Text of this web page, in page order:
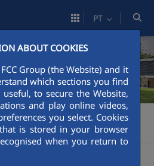
ABOUT COOKIES
Group (the Website) and it
which sections you find
to secure the Website,
and play online videos,
you select. Cookies
is stored in your browser
when you return to
PT
>Serviços >Recolha e Gestão